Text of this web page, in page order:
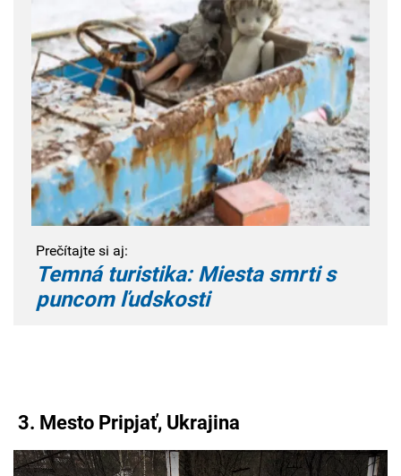
Prečítajte si aj:
Temná turistika: Miesta smrti s
puncom ľudskosti
3. Mesto Pripjať, Ukrajina